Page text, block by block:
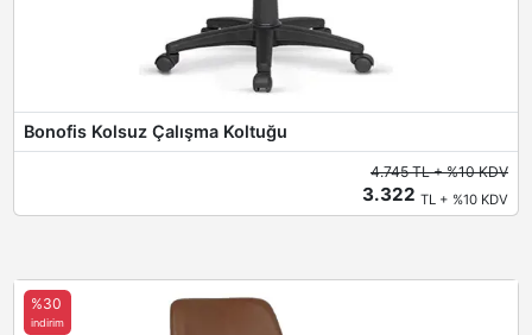
Bonofis Kolsuz Çalışma Koltuğu
4.745 TL + %10 KDV
3.322TL + %10 KDV
%30
indirim